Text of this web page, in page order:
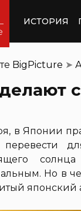
ИСТОРИЯ
BigPicture ➤
в Японии
Но в
японский